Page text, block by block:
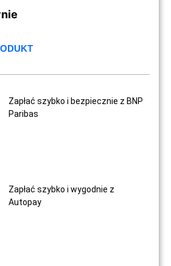
Zapłać szybko i bezpiecznie z BNP
Paribas
Zapłać szybko i wygodnie z
Autopay